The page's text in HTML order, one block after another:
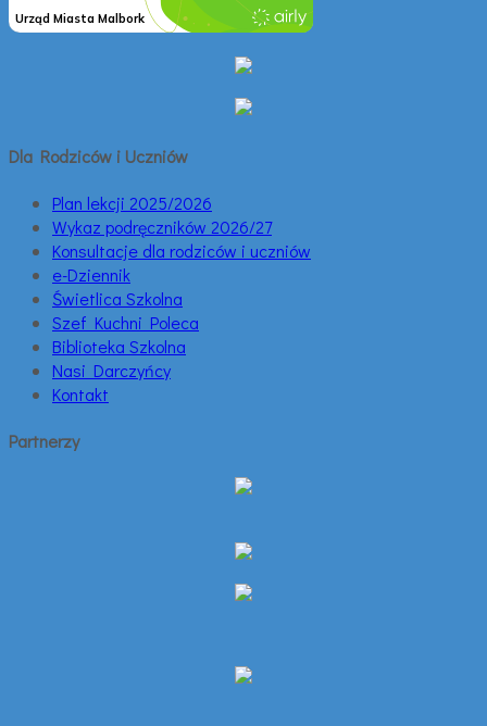
Dla Rodziców i Uczniów
Plan lekcji 2025/2026
Wykaz podręczników 2026/27
Konsultacje dla rodziców i uczniów
e-Dziennik
Świetlica Szkolna
Szef Kuchni Poleca
Biblioteka Szkolna
Nasi Darczyńcy
Kontakt
Partnerzy